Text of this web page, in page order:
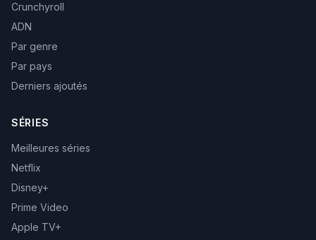
Crunchyroll
ADN
Par genre
Par pays
Derniers ajoutés
SÉRIES
Meilleures séries
Netflix
Disney+
Prime Video
Apple TV+